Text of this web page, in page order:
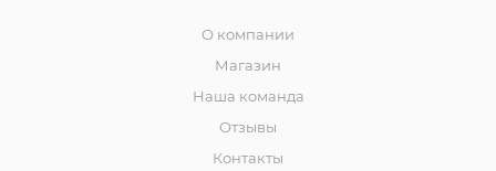
О компании
Магазин
Наша команда
Отзывы
Контакты